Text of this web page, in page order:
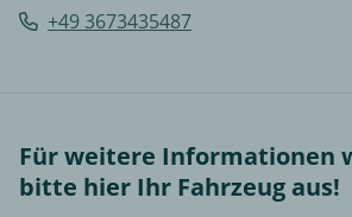
+49 3673435487
Für weitere Informationen
bitte hier Ihr Fahrzeug aus!